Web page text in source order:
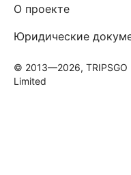
О проекте
Юридические
© 2013—2026, TRIPSGO
Limited